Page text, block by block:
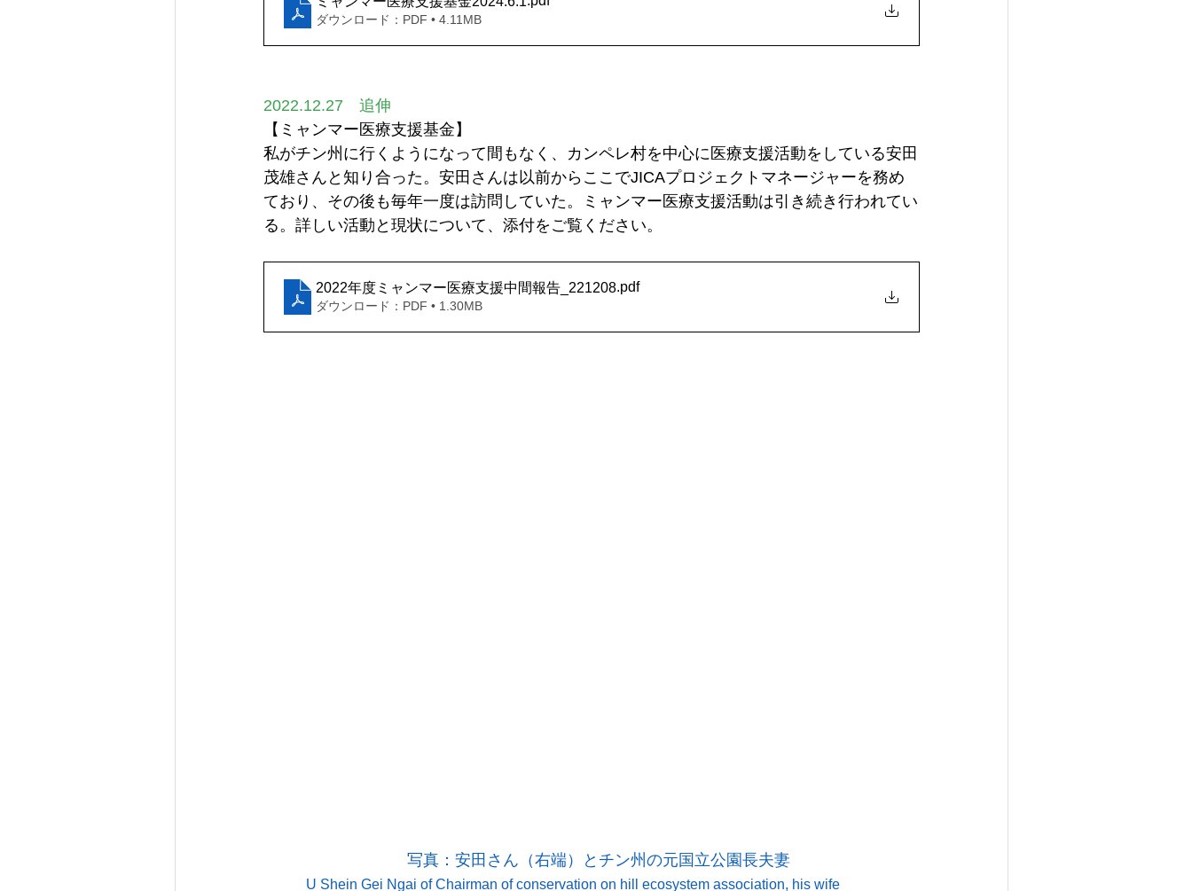
ダウンロード：PDF • 4.11MB
2022.12.27　追伸
【ミャンマー医療支援基金】
私がチン州に行くようになって間もなく、カンペレ村を中心に医療支援活動をしている安田
茂雄さんと知り合った。安田さんは以前からここでJICAプロジェクトマネージャーを務め
ており、その後も毎年一度は訪問していた。ミャンマー医療支援活動は引き続き行われてい
る。詳しい活動と現状について、添付をご覧ください。
2022年度ミャンマー医療支援中間報告_221208.pdf
ダウンロード：PDF • 1.30MB
写真：安田さん（右端）とチン州の元国立公園長夫妻
U Shein Gei Ngai of Chairman of conservation on hill ecosystem association, his wife